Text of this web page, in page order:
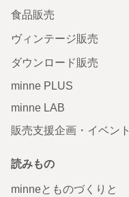
食品販売
ヴィンテージ販売
ダウンロード販売
minne PLUS
minne LAB
販売支援企画・イベント
読みもの
minneとものづくりと